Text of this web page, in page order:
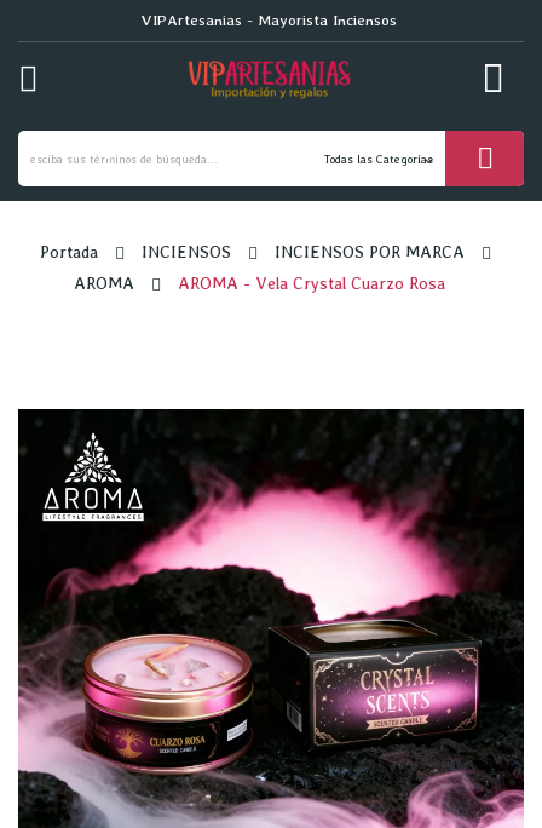
VIPArtesanias - Mayorista Inciensos
Portada INCIENSOS
INCIENSOS POR MARCA
AROMA
AROMA - Vela Crystal Cuarzo Rosa